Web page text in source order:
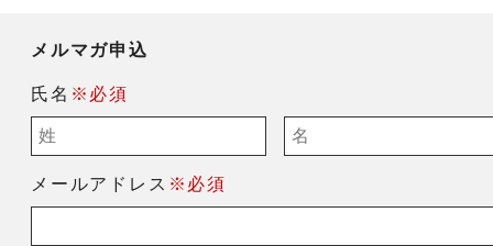
メルマガ申込
氏名 ※必須
メールアドレス ※必須